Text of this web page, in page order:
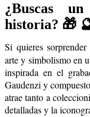
¿Buscas
historia? 🎁
Si quieres
arte y simbolismo en
inspirada en el
Gaudenzi y
atrae tanto a
detalladas y la